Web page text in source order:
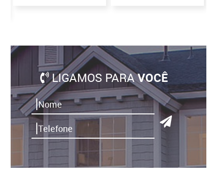
LIGAMOS PARAVOCÊ